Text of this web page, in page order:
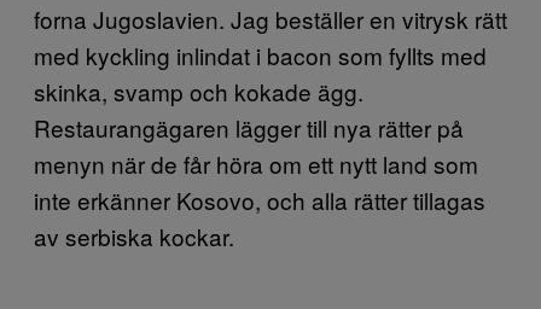
forna Jugoslavien. Jag beställer en vitrysk rätt
med kyckling inlindat i bacon som fyllts med
skinka, svamp och kokade ägg.
Restaurangägaren lägger till nya rätter på
menyn när de får höra om ett nytt land som
inte erkänner Kosovo, och alla rätter tillagas
av serbiska kockar.